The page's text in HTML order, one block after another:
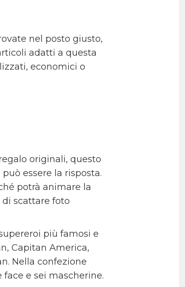
nel posto giusto,
adatti a questa
economici o
originali, questo
essere la risposta.
potrà animare la
scattare foto
più famosi e
Capitan America,
Nella confezione
e sei mascherine.